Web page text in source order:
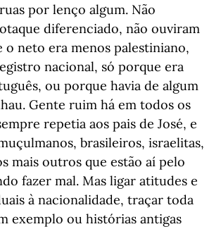
por lenço algum. Não
diferenciado, não ouviram
o neto era menos palestiniano,
nacional, só porque era
ou porque havia de algum
Gente ruim há em todos os
repetia aos pais de José, e
brasileiros, israelitas,
mais outros que estão aí pelo
fazer mal. Mas ligar atitudes e
à nacionalidade, traçar toda
exemplo ou histórias antigas